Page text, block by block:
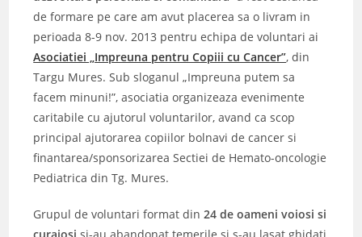
de formare pe care am avut placerea sa o livram in
perioada 8-9 nov. 2013 pentru echipa de voluntari ai
Asociatiei „Impreuna pentru Copiii cu Cancer”, din
Targu Mures. Sub sloganul „Impreuna putem sa
facem minuni!”, asociatia organizeaza evenimente
caritabile cu ajutorul voluntarilor, avand ca scop
principal ajutorarea copiilor bolnavi de cancer si
finantarea/sponsorizarea Sectiei de Hemato-oncologie
Pediatrica din Tg. Mures.
Grupul de voluntari format din24 de oameni voiosi si